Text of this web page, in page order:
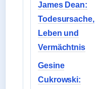
James Dean:
Todesursache,
Leben und
Vermächtnis
Gesine
Cukrowski: